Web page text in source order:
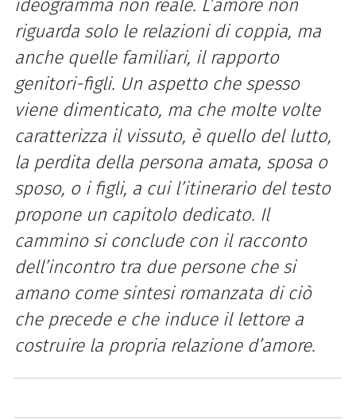
ideogramma non reale. L’amore non
riguarda solo le relazioni di coppia, ma
anche quelle familiari, il rapporto
genitori-figli. Un aspetto che spesso
viene dimenticato, ma che molte volte
caratterizza il vissuto, è quello del lutto,
la perdita della persona amata, sposa o
sposo, o i figli, a cui l’itinerario del testo
propone un capitolo dedicato. Il
cammino si conclude con il racconto
dell’incontro tra due persone che si
amano come sintesi romanzata di ciò
che precede e che induce il lettore a
costruire la propria relazione d’amore.